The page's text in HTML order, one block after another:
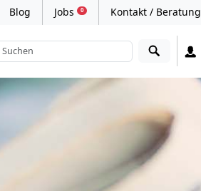
Blog Jobs 0 Kontakt / Beratung